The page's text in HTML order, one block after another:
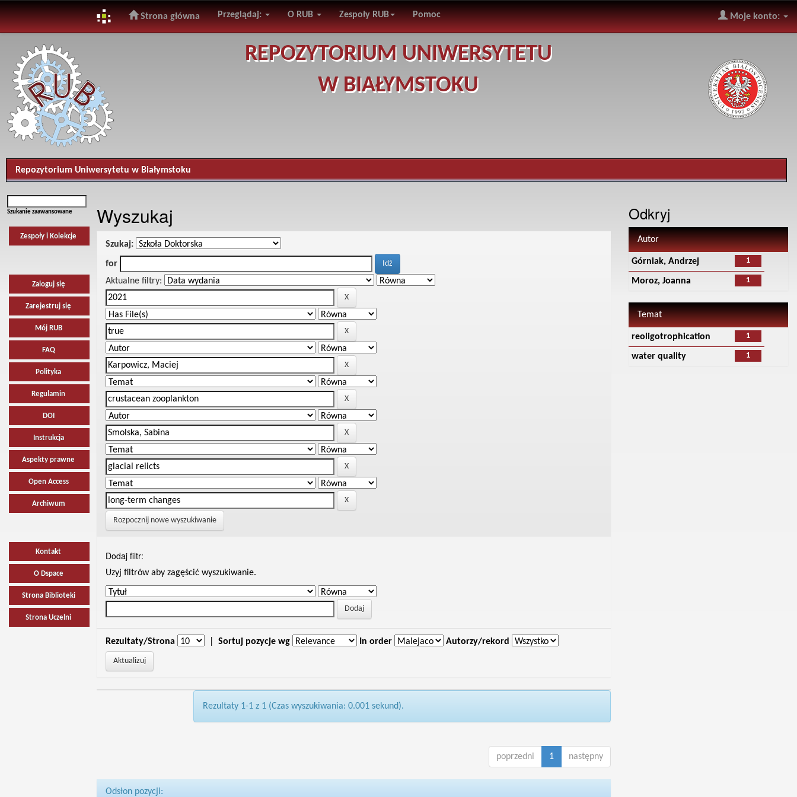
navigation
Strona główna Przeglądaj: O RUB Zespoły RUB Pomoc Moje konto:
REPOZYTORIUM UNIWERSYTETU
W BIAŁYMSTOKU
Repozytorium Uniwersytetu w Białymstoku
Szukanie zaawansowane
Zespoły i Kolekcje
Zaloguj się
Zarejestruj się
Mój RUB
FAQ
Polityka
Regulamin
DOI
Instrukcja
Aspekty prawne
Open Access
Archiwum
Kontakt
O Dspace
Strona Biblioteki
Strona Uczelni
Wyszukaj
Szukaj:
for
Aktualne filtry:
Rozpocznij nowe wyszukiwanie
Dodaj filtr:
Uzyj filtrów aby zagęścić wyszukiwanie.
Rezultaty/Strona Sortuj pozycje wg In order Autorzy/rekord
Rezultaty 1-1 z 1 (Czas wyszukiwania: 0.001 sekund).
poprzedni 1 następny
Odsłon pozycji:
Odkryj
Autor
1
Górniak, Andrzej
1
Moroz, Joanna
Temat
1
reoligotrophication
1
water quality